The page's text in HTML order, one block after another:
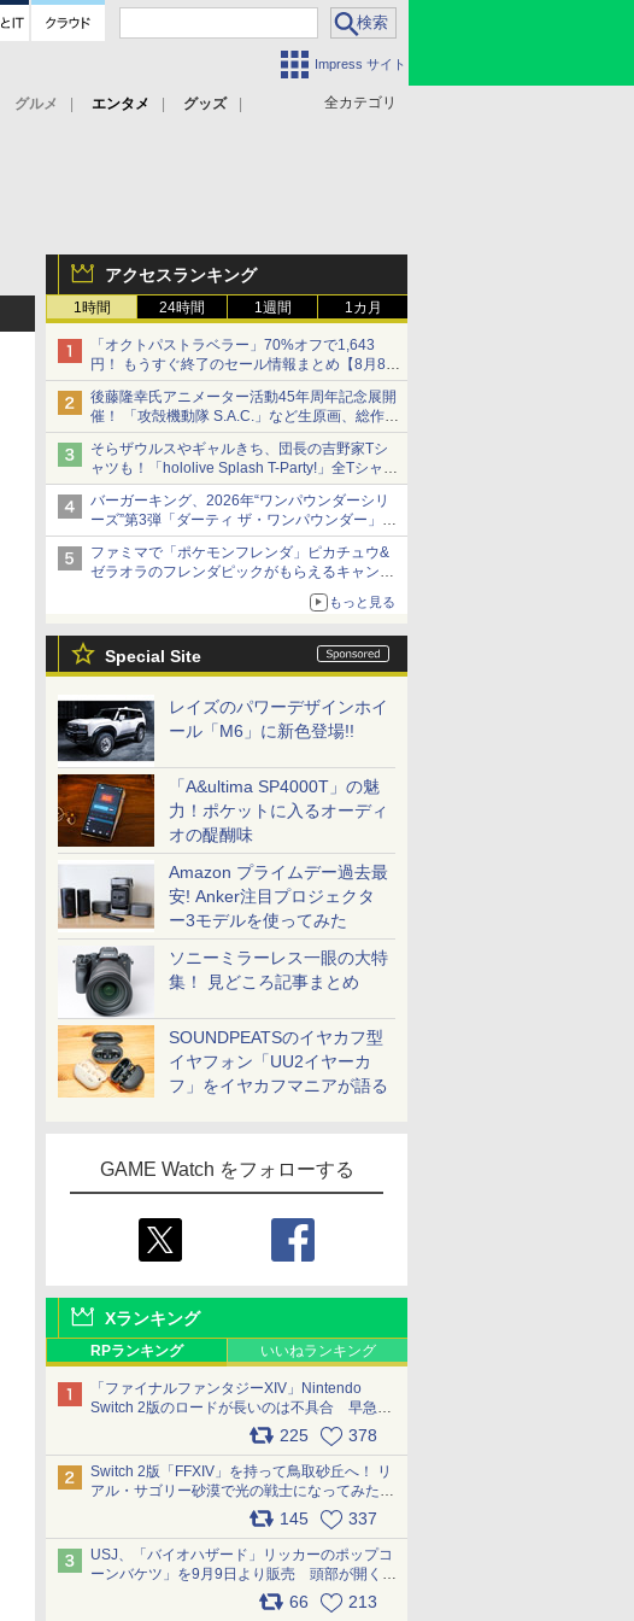
Impress サイト
全カテゴリ
グルメ エンタメ
グッズ
アクセスランキング
1時間 24時間 1週間 1カ月
「オクトパストラベラー」70%オフで1,643
円！ もうすぐ終了のセール情報まとめ【8月8日
更新】
ニンテンドーeショップでは「大神 絶景版」が
67%オフで990円
後藤隆幸氏アニメーター活動45年周年記念展開
催！ 「攻殻機動隊 S.A.C.」など生原画、総作画
監督修正が展示
そらザウルスやギャルきち、団長の吉野家Tシ
ャツも！「hololive Splash T-Party!」全Tシャツ
ラインナップ公開＆オンライン販売開始
バーガーキング、2026年“ワンパウンダーシリ
ーズ”第3弾「ダーティ ザ・ワンパウンダー」を
8月7日発売
「特製ガーリックマヨソース」を使用した超大
型チーズバーガー
ファミマで「ポケモンフレンダ」ピカチュウ&
ゼラオラのフレンダピックがもらえるキャンペ
もっと見る
Special Site
レイズのパワーデザインホイ
ール「M6」に新色登場!!
「A&ultima SP4000T」の魅
力！ポケットに入るオーディ
オの醍醐味
Amazon プライムデー過去最
安! Anker注目プロジェクタ
ー3モデルを使ってみた
ソニーミラーレス一眼の大特
集！ 見どころ記事まとめ
SOUNDPEATSのイヤカフ型
イヤフォン「UU2イヤーカ
フ」をイヤカフマニアが語る
GAME Watch をフォローする
Xランキング
RPランキング いいねランキング
「ファイナルファンタジーXIV」Nintendo
Switch 2版のロードが長いのは不具合 早急に
アップデートできるよう対応中225 378
Switch 2版「FFXIV」を持って鳥取砂丘へ！ リ
アル・サゴリー砂漠で光の戦士になってみた
145 337
USJ、「バイオハザード」リッカーのポップコ
ーンバケツ」を9月9日より販売 頭部が開く仕
組み。味は恐怖を堪のう「味噌フレーバー」
66 213